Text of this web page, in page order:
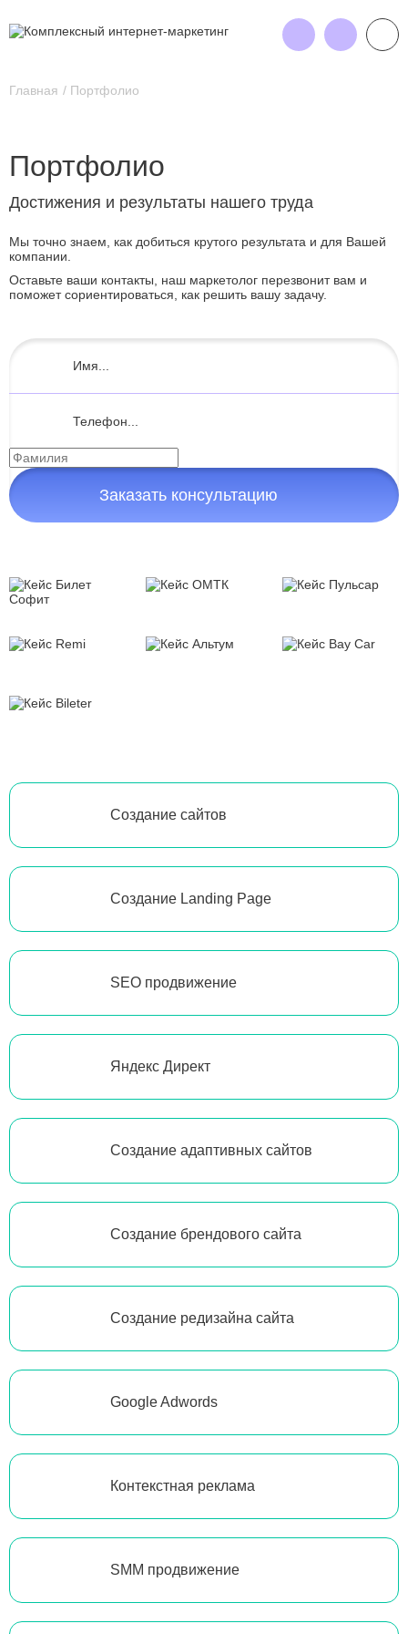
Главная Портфолио
Портфолио
Достижения и результаты нашего труда
Мы точно знаем, как добиться крутого результата и для Вашей
компании.
Оставьте ваши контакты, наш маркетолог перезвонит вам и
поможет сориентироваться, как решить вашу задачу.
Заказать консультацию
Создание сайтов
Создание Landing Page
SEO продвижение
Яндекс Директ
Создание адаптивных сайтов
Создание брендового сайта
Создание редизайна сайта
Google Adwords
Контекстная реклама
SMM продвижение